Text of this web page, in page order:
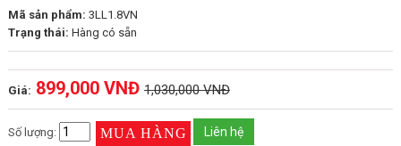
Mã sản phẩm: 3LL1.8VN
Trạng thái: Hàng có sẵn
Giá: 899,000 VNĐ 1,030,000 VNĐ
Số lượng: Liên hệ